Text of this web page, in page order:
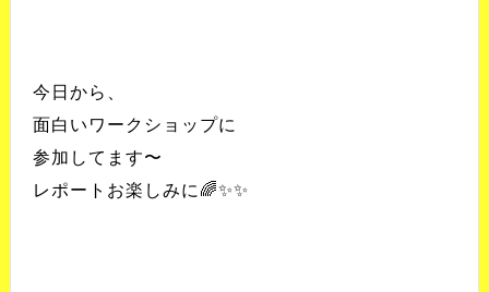
今日から、
面白いワークショップに
参加してます〜
レポートお楽しみに🌈✨✨